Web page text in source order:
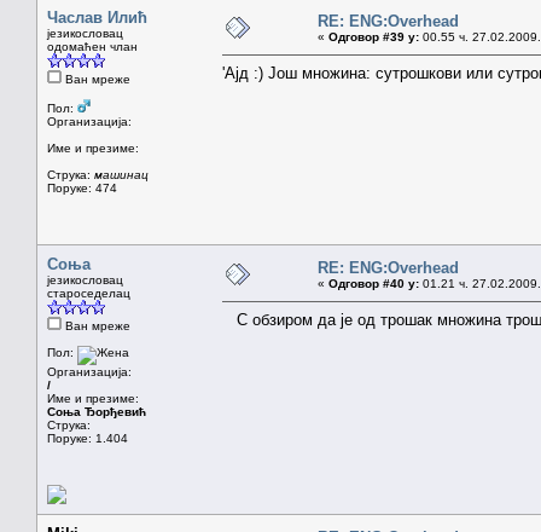
Часлав Илић
језикословац
одомаћен члан
Ван мреже
Пол:
Организација:
Име и презиме:
Струка: машинац
Поруке: 474
RE: ENG:Overhead
« Одговор #39 у: 00.55 ч.
'Ајд :) Још множина: сутрошкови или
Соња
језикословац
староседелац
Ван мреже
Пол:
Организација:
/
Име и презиме:
Соња Ђорђевић
Струка:
Поруке: 1.404
RE: ENG:Overhead
« Одговор #40 у: 01.21 ч.
С обзиром да је од трошак множина